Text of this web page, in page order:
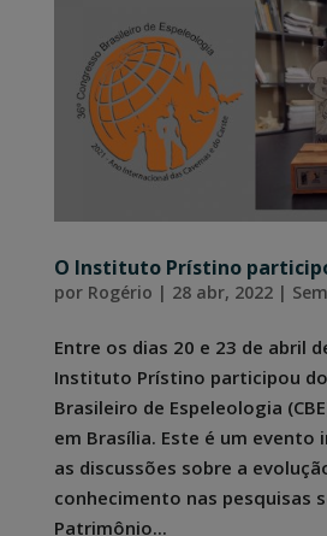
O Instituto Prístino
por Rogério | 28 abr, 2022|
Entre os dias 20 e 23 de abril
Instituto Prístino participou do
Brasileiro de Espeleologia
em Brasília. Este é um evento
as discussões sobre a
conhecimento nas pesquisas
Patrimônio...